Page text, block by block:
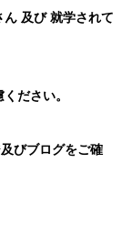
ん 及び就学されて
ださい。
びブログをご確